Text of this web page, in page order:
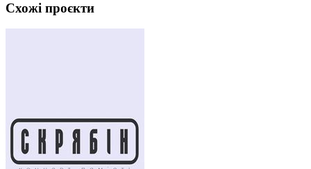
Схожі проєкти